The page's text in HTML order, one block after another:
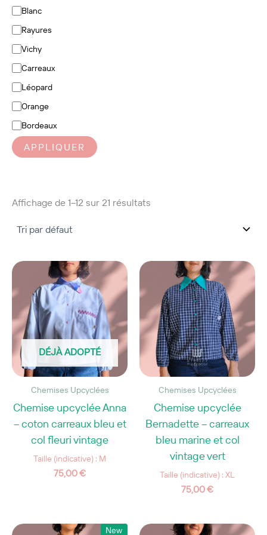
Blanc
Rayures
Vichy
Carreaux
Léopard
Orange
Bordeaux
APPLIQUER
Affichage de 1–12 sur 21 résultats
DÉJÀ ADOPTÉ
Chemises Upcyclées
Chemise upcyclée Anna
– coton carreaux bleu et
col fleuri vintage
Taille (indicative) : M
75,00€
Chemises Upcyclées
Chemise upcyclée
Bernadette – carreaux
bleu marine et col
vintage vert
Taille (indicative) : XL
75,00€
New